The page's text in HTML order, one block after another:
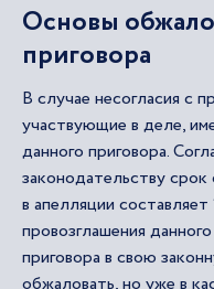
Основы
приговора
В случае несогласия с
участвующие в деле,
данного приговора.
законодательству срок
в апелляции
провозглашения
приговора в свою